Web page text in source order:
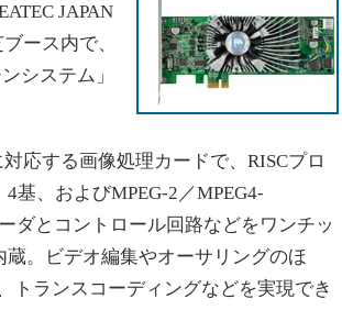
JAPAN
ース内で、
システム」
応する画像処理カードで、RISCプロ
4基、およびMPEG-2／MPEG4-
ダとコントロール回路などをワンチッ
。ビデオ編集やオーサリングのほ
トランスコーディングなどを実現でき